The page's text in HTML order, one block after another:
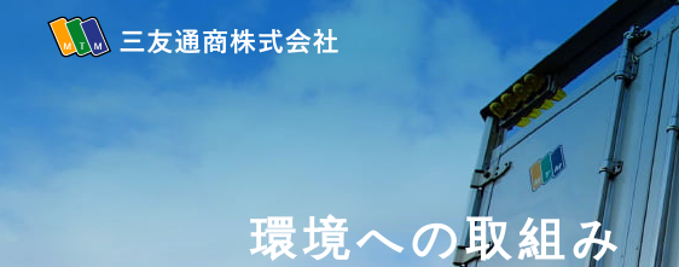
環境への取組み